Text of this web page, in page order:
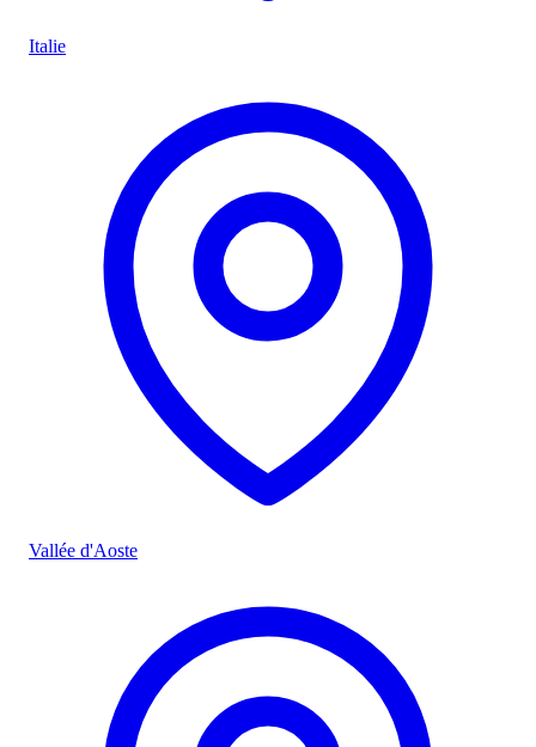
Italie
Vallée d'Aoste